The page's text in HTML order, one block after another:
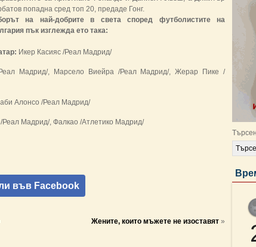
попадна сред топ 20, предаде Гонг.
на най-добрите в света според футболистите на
пък изглежда ето така:
Икер Касияс /Реал Мадрид/
Мадрид/, Марсело Виейра /Реал Мадрид/, Жерар Пике /
Алонсо /Реал Мадрид/
Мадрид/, Фалкао /Атлетико Мадрид/
във Facebook
Жените, които мъжете не изоставят »